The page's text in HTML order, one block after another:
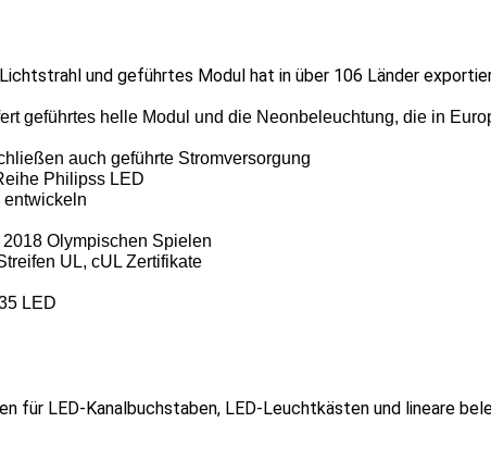
und geführtes Modul hat in über 106 Länder
geführtes helle Modul und die Neonbeleuchtung, die in
auch geführte Stromversorgung
Philipss LED
entwickeln
Olympischen Spielen
UL, cUL Zertifikate
LED
für LED-Kanalbuchstaben, LED-Leuchtkästen und lineare